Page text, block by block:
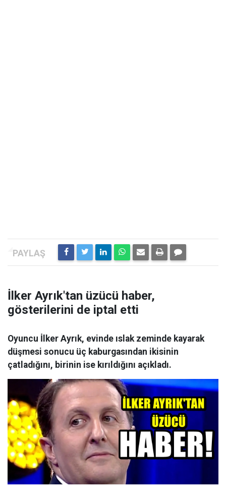
İlker Ayrık'tan üzücü haber,
gösterilerini de iptal etti
Oyuncu İlker Ayrık, evinde ıslak zeminde kayarak
düşmesi sonucu üç kaburgasından ikisinin
çatladığını, birinin ise kırıldığını açıkladı.